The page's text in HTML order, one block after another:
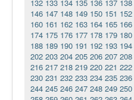
132 133 134 135 136 137 138
146 147 148 149 150 151 152
160 161 162 163 164 165 166
174 175 176 177 178 179 180
188 189 190 191 192 193 194
202 203 204 205 206 207 208
216 217 218 219 220 221 222
230 231 232 233 234 235 236
244 245 246 247 248 249 250